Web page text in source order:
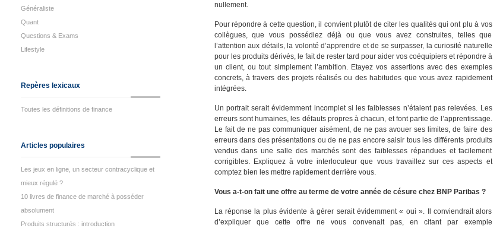
Généraliste
Quant
Questions & Exams
Lifestyle
Repères lexicaux
Toutes les définitions de finance
Articles populaires
Les jeux en ligne, un secteur contracyclique et
mieux régulé ?
10 livres de finance de marché à posséder
absolument
Produits structurés : introduction
nullement.
Pour répondre à cette question, il convient plutôt de citer les qualités qui ont plu à vos
collègues, que vous possédiez déjà ou que vous avez construites, telles que
l’attention aux détails, la volonté d’apprendre et de se surpasser, la curiosité naturelle
pour les produits dérivés, le fait de rester tard pour aider vos coéquipiers et répondre à
un client, ou tout simplement l’ambition. Etayez vos assertions avec des exemples
concrets, à travers des projets réalisés ou des habitudes que vous avez rapidement
intégrées.
Un portrait serait évidemment incomplet si les faiblesses n’étaient pas relevées. Les
erreurs sont humaines, les défauts propres à chacun, et font partie de l’apprentissage.
Le fait de ne pas communiquer aisément, de ne pas avouer ses limites, de faire des
erreurs dans des présentations ou de ne pas encore saisir tous les différents produits
vendus dans une salle des marchés sont des faiblesses répandues et facilement
corrigibles. Expliquez à votre interlocuteur que vous travaillez sur ces aspects et
comptez bien les mettre rapidement derrière vous.
Vous a-t-on fait une offre au terme de votre année de césure chez BNP Paribas ?
La réponse la plus évidente à gérer serait évidemment « oui ». Il conviendrait alors
d’expliquer que cette offre ne vous convenait pas, en citant par exemple